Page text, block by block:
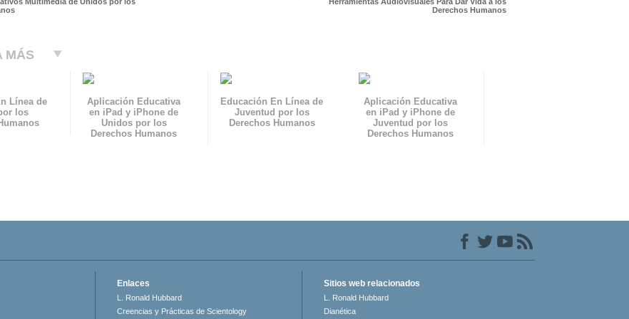
Derechos Humanos
MÁS
Línea de
los
Aplicación Educativa
en iPad y iPhone de
Unidos por los
Derechos Humanos
Educación En Línea de
Juventud por los
Derechos Humanos
Aplicación Educativa
en iPad y iPhone de
Juventud por los
Derechos Humanos
Enlaces
L. Ronald Hubbard
Creencias y Prácticas de Scientology
Sitios web relacionados
L. Ronald Hubbard
Dianética